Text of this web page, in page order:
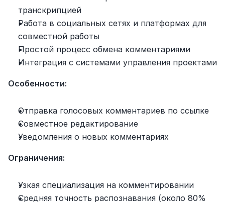
транскрипцией
Работа в социальных сетях и платформах для
совместной работы
Простой процесс обмена комментариями
Интеграция с системами управления проектами
Особенности:
Отправка голосовых комментариев по ссылке
Совместное редактирование
Уведомления о новых комментариях
Ограничения:
Узкая специализация на комментировании
Средняя точность распознавания (около 80%